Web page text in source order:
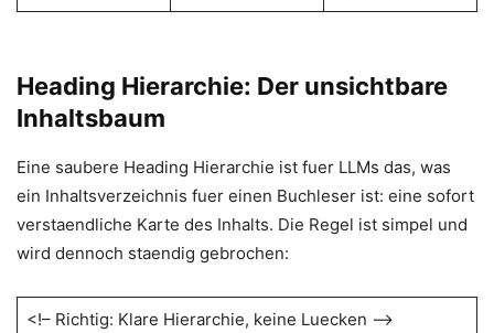
Heading Hierarchie: Der unsichtbare
Inhaltsbaum
Eine saubere Heading Hierarchie ist fuer LLMs das, was
ein Inhaltsverzeichnis fuer einen Buchleser ist: eine sofort
verstaendliche Karte des Inhalts. Die Regel ist simpel und
wird dennoch staendig gebrochen:
<!– Richtig: Klare Hierarchie, keine Luecken –>